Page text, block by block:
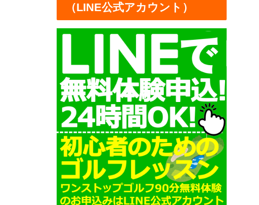
（LINE公式アカウント）